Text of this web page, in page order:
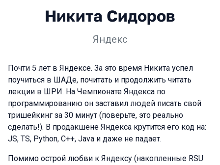
Никита Сидоров
Яндекс
Почти 5 лет в Яндексе. За это время Никита успел
поучиться в ШАДе, почитать и продолжить читать
лекции в ШРИ. На Чемпионате Яндекса по
программированию он заставил людей писать свой
тришейкинг за 30 минут (поверьте, это реально
сделать!). В продакшене Яндекса крутится его код на:
JS, TS, Python, C++, Java и даже не падает.
Помимо острой любви к Яндексу (накопленные RSU